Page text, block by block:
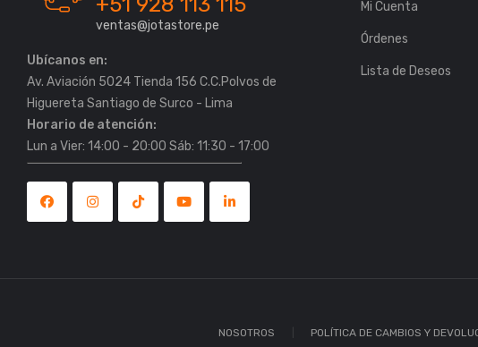
ventas@jotastore.pe
Ubícanos en:
Av. Aviación 5024 Tienda 156 C.C.Polvos de
Horario de atención:
Lun a Vier: 14:00 - 20:00 Sáb: 11:30 - 17:00
Mi Cuenta
Órdenes
Lista de Deseos
NOSOTROS POLÍTICA DE CAMBIOS Y